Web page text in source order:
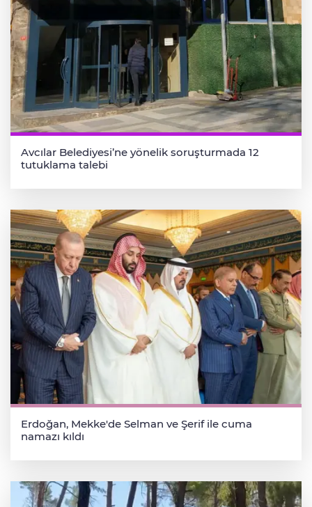
Avcılar Belediyesi’ne yönelik soruşturmada 12
tutuklama talebi
Erdoğan, Mekke'de Selman ve Şerif ile cuma
namazı kıldı